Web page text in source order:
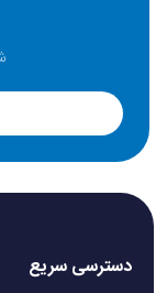
دسترسی سریع